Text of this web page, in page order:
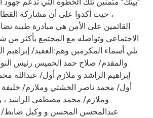
، حيث أكدوا على أن مشاركة
القائمين على الأمن هي مبادرة طيبة
الاجتماعي وتواصله مع المجتمع بأكثر من
يلي أسماء المكرمين وهم:العقيد/ إبراهيم
والمقدم/ صلاح حمد الخميس رئيس
إبراهيم الراشد و ملازم أول/ عبدالله
أول/ محمد ناصر الخشتي وملازم/ خليفة
وملازم/ محمد مصطفى الراشد ،
عبدالمحسن المحسن و وكيل